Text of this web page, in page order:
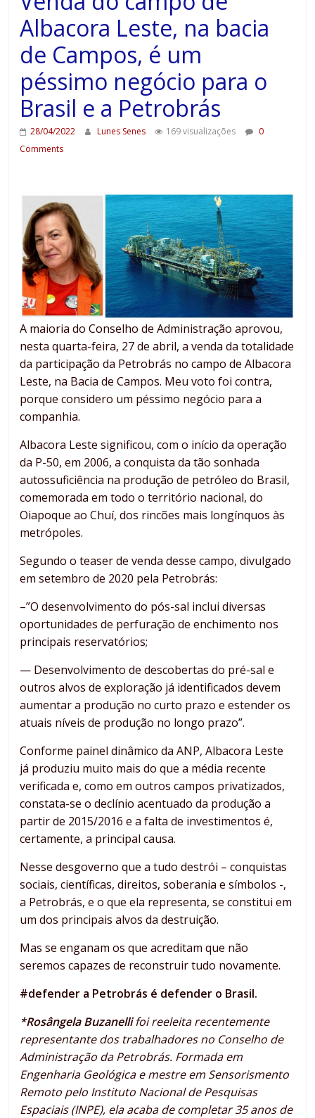
Albacora Leste, na bacia
de Campos, é um
péssimo negócio para o
Brasil e a Petrobrás
28/04/2022 Lunes Senes 169 visualizações
0
Comments
A maioria do Conselho de Administração aprovou,
nesta quarta-feira, 27 de abril, a venda da totalidade
da participação da Petrobrás no campo de Albacora
Leste, na Bacia de Campos. Meu voto foi contra,
porque considero um péssimo negócio para a
companhia.
Albacora Leste significou, com o início da operação
da P-50, em 2006, a conquista da tão sonhada
autossuficiência na produção de petróleo do Brasil,
comemorada em todo o território nacional, do
Oiapoque ao Chuí, dos rincões mais longínquos às
metrópoles.
Segundo o teaser de venda desse campo, divulgado
em setembro de 2020 pela Petrobrás:
–”O desenvolvimento do pós-sal inclui diversas
oportunidades de perfuração de enchimento nos
principais reservatórios;
— Desenvolvimento de descobertas do pré-sal e
outros alvos de exploração já identificados devem
aumentar a produção no curto prazo e estender os
atuais níveis de produção no longo prazo”.
Conforme painel dinâmico da ANP, Albacora Leste
já produziu muito mais do que a média recente
verificada e, como em outros campos privatizados,
constata-se o declínio acentuado da produção a
partir de 2015/2016 e a falta de investimentos é,
certamente, a principal causa.
Nesse desgoverno que a tudo destrói – conquistas
sociais, científicas, direitos, soberania e símbolos -,
a Petrobrás, e o que ela representa, se constitui em
um dos principais alvos da destruição.
Mas se enganam os que acreditam que não
seremos capazes de reconstruir tudo novamente.
#defender a Petrobrás é defender o Brasil.
*Rosângela Buzanellifoi reeleita recentemente
representante dos trabalhadores no Conselho de
Administração da Petrobrás. Formada em
Engenharia Geológica e mestre em Sensorismento
Remoto pelo Instituto Nacional de Pesquisas
Espaciais (INPE), ela acaba de completar 35 anos de